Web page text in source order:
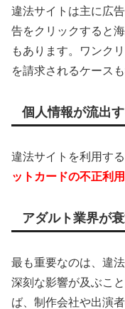
違法サイトは主に広
告をクリックすると
もあります。ワンク
を請求されるケース
個人情報が流出
違法サイトを利用する
ットカードの不正利
アダルト業界が
最も重要なのは、違
深刻な影響が及ぶこ
ば、制作会社や出演